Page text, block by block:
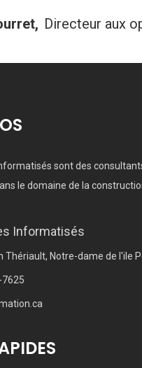
Directeur aux
sont des
le domaine de la
Informatisés
Thériault, Notre-dame de l'ile